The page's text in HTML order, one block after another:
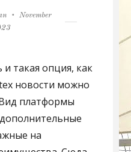
Posted
November
и такая опция, как
новости можно
платформы
на